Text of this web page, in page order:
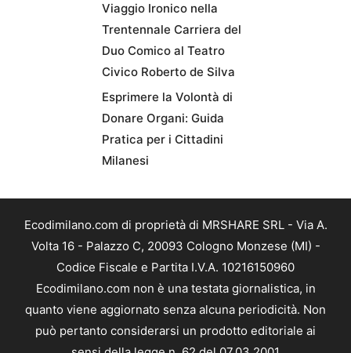
Viaggio Ironico nella
Trentennale Carriera del
Duo Comico al Teatro
Civico Roberto de Silva
Esprimere la Volontà di
Donare Organi: Guida
Pratica per i Cittadini
Milanesi
Ecodimilano.com di proprietà di MRSHARE SRL - Via A.
Volta 16 - Palazzo C, 20093 Cologno Monzese (MI) -
Codice Fiscale e Partita I.V.A. 10216150960
Ecodimilano.com non è una testata giornalistica, in
quanto viene aggiornato senza alcuna periodicità. Non
può pertanto considerarsi un prodotto editoriale ai